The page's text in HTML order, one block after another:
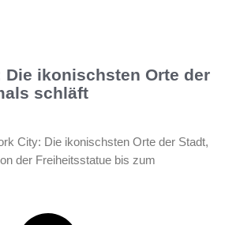
Die ikonischsten Orte der
schläft
City: Die ikonischsten Orte der Stadt,
der Freiheitsstatue bis zum